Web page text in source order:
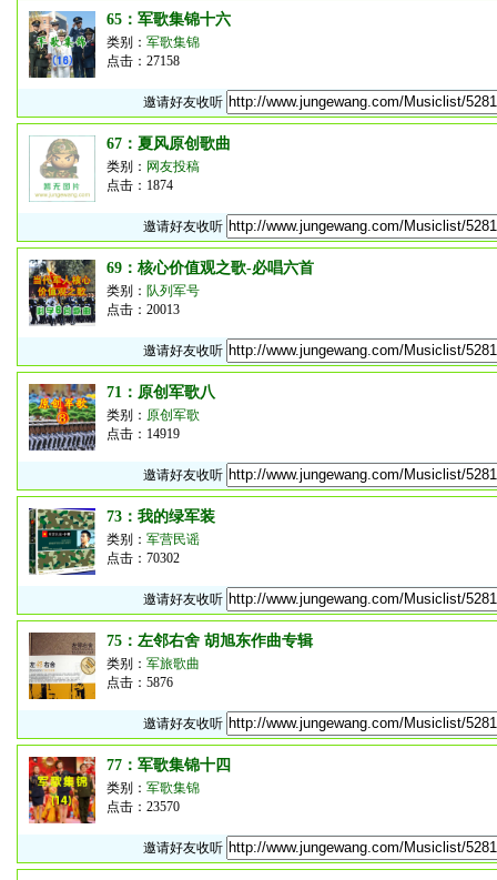
65：军歌集锦十六
类别： 军歌集锦
点击：27158
邀请好友收听
67：夏风原创歌曲
类别： 网友投稿
点击：1874
邀请好友收听
69：核心价值观之歌-必唱六首
类别： 队列军号
点击：20013
邀请好友收听
71：原创军歌八
类别： 原创军歌
点击：14919
邀请好友收听
73：我的绿军装
类别： 军营民谣
点击：70302
邀请好友收听
75：左邻右舍 胡旭东作曲专辑
类别： 军旅歌曲
点击：5876
邀请好友收听
77：军歌集锦十四
类别： 军歌集锦
点击：23570
邀请好友收听